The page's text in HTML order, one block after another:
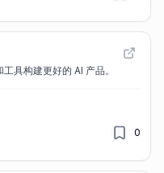
具构建更好的 AI 产品。
0